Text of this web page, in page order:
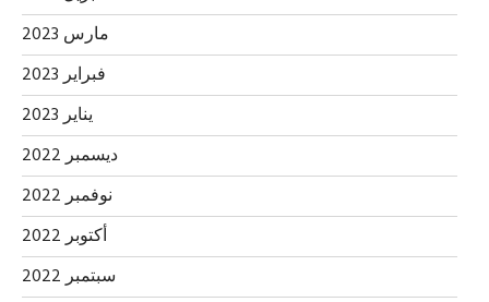
مارس 2023
فبراير 2023
يناير 2023
ديسمبر 2022
نوفمبر 2022
أكتوبر 2022
سبتمبر 2022